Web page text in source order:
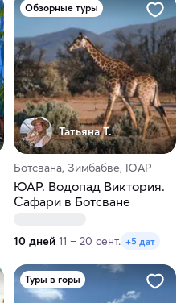
Обзорные туры
Татьяна Т.
Ботсвана, Зимбабве, ЮАР
ЮАР. Водопад Виктория.
Сафари в Ботсване
10 дней 11 – 20 сент. +5 дат
Туры в горы